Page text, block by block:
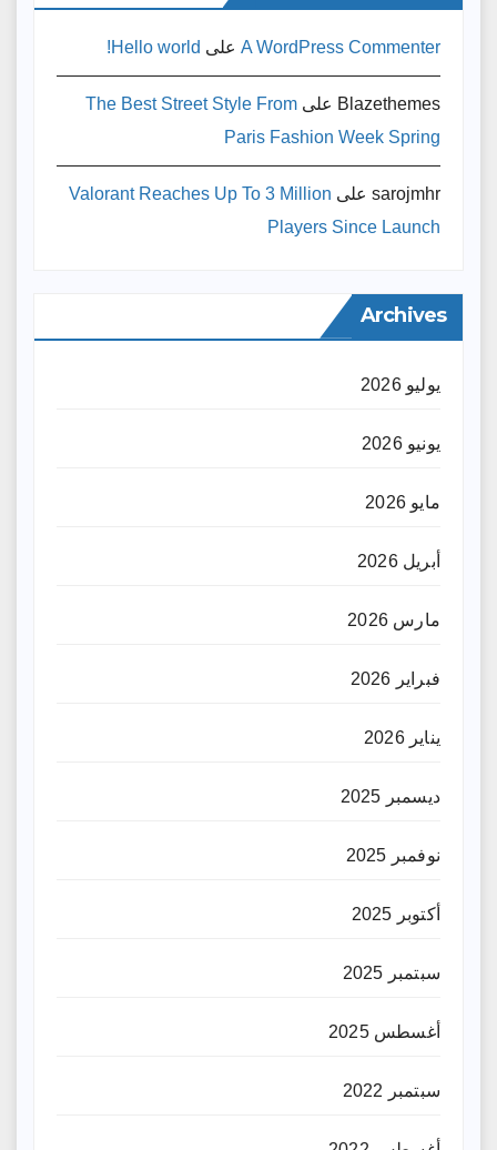
A WordPress Commenter على Hello world!
Blazethemes على The Best Street Style From
Paris Fashion Week Spring
sarojmhr على Valorant Reaches Up To 3 Million
Players Since Launch
Archives
يوليو 2026
يونيو 2026
مايو 2026
أبريل 2026
مارس 2026
فبراير 2026
يناير 2026
ديسمبر 2025
نوفمبر 2025
أكتوبر 2025
سبتمبر 2025
أغسطس 2025
سبتمبر 2022